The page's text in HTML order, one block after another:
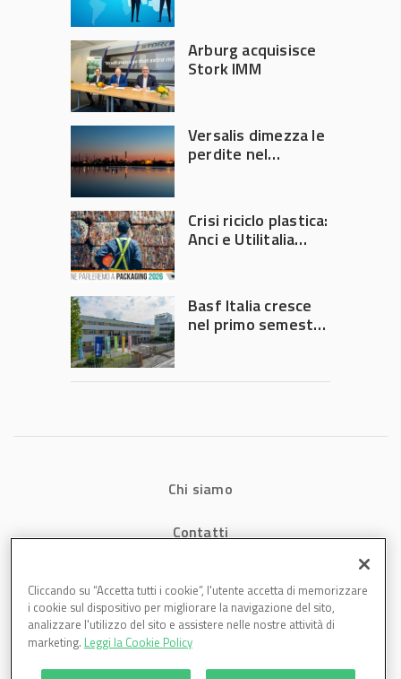
Arburg acquisisce
Stork IMM
Versalis dimezza le
perdite nel
Crisi riciclo plastica:
Anci e Utilitalia
Governo
Basf Italia cresce
nel primo semestre
Chi siamo
Contatti
Cookies
Cliccando su “Accetta tutti i cookie”, l'utente accetta di memorizzare
i cookie sul dispositivo per migliorare la navigazione del sito,
analizzare l'utilizzo del sito e assistere nelle nostre attività di
marketing. Leggi la Cookie Policy